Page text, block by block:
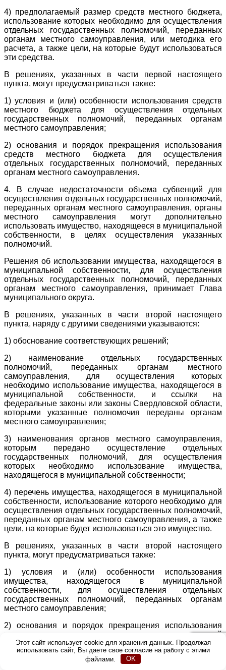
4) предполагаемый размер средств местного бюджета,
использование которых необходимо для осуществления
отдельных государственных полномочий, переданных
органам местного самоуправления, или методика его
расчета, а также цели, на которые будут использоваться
эти средства.
В решениях, указанных в части первой настоящего
пункта, могут предусматриваться также:
1) условия и (или) особенности использования средств
местного бюджета для осуществления отдельных
государственных полномочий, переданных органам
местного самоуправления;
2) основания и порядок прекращения использования
средств местного бюджета для осуществления
отдельных государственных полномочий, переданных
органам местного самоуправления.
4. В случае недостаточности объема субвенций для
осуществления отдельных государственных полномочий,
переданных органам местного самоуправления, органы
местного самоуправления могут дополнительно
использовать имущество, находящееся в муниципальной
собственности, в целях осуществления указанных
полномочий.
Решения об использовании имущества, находящегося в
муниципальной собственности, для осуществления
отдельных государственных полномочий, переданных
органам местного самоуправления, принимает Глава
муниципального округа.
В решениях, указанных в части второй настоящего
пункта, наряду с другими сведениями указываются:
1) обоснование соответствующих решений;
2) наименование отдельных государственных
полномочий, переданных органам местного
самоуправления, для осуществления которых
необходимо использование имущества, находящегося в
муниципальной собственности, и ссылки на
федеральные законы или законы Свердловской области,
которыми указанные полномочия переданы органам
местного самоуправления;
3) наименования органов местного самоуправления,
которым передано осуществление отдельных
государственных полномочий, для осуществления
которых необходимо использование имущества,
находящегося в муниципальной собственности;
4) перечень имущества, находящегося в муниципальной
собственности, использование которого необходимо для
осуществления отдельных государственных полномочий,
переданных органам местного самоуправления, а также
цели, на которые будет использоваться это имущество.
В решениях, указанных в части второй настоящего
пункта, могут предусматриваться также:
1) условия и (или) особенности использования
имущества, находящегося в муниципальной
собственности, для осуществления отдельных
государственных полномочий, переданных органам
местного самоуправления;
2) основания и порядок прекращения использования
имущества, находящегося в муниципальной
собственности, для осуществления отдельных
государственных полномочий, переданных органам
местного самоуправления.
Этот сайт использует cookie для хранения данных. Продолжая
использовать сайт, Вы даете свое согласие на работу с этими
файлами.
OK